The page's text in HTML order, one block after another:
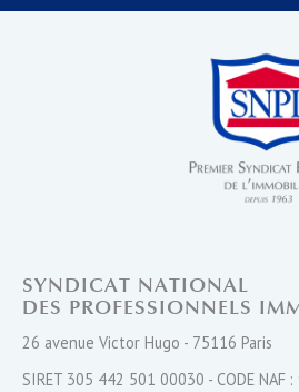
SYNDICAT NATIONAL
DES PROFESSIONNELS
26 avenue Victor Hugo - 75116 Paris
SIRET 305 442 501 00030 - CODE NAF :